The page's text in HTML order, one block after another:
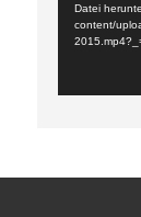
Datei
content/